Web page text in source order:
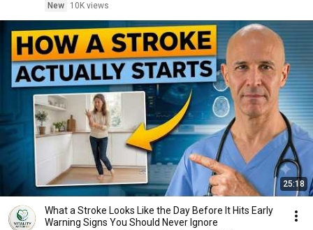
New
10K views
25:18
What a Stroke Looks Like the Day Before It Hits Early
Warning Signs You Should Never Ignore